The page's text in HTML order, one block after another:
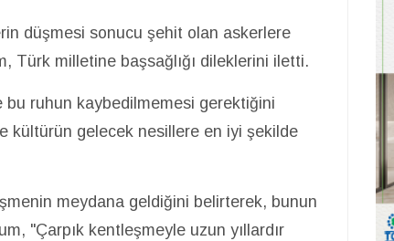
düşmesi sonucu şehit olan askerlere
Türk milletine başsağlığı dileklerini iletti.
ruhun kaybedilmemesi gerektiğini
kültürün gelecek nesillere en iyi şekilde
meydana geldiğini belirterek, bunun
"Çarpık kentleşmeyle uzun yıllardır